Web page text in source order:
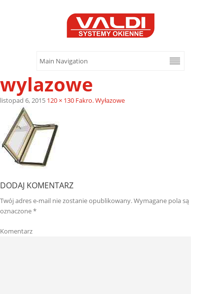
wylazowe
listopad 6, 2015 120 × 130 Fakro. Wyłazowe
DODAJ KOMENTARZ
Twój adres e-mail nie zostanie opublikowany.Wymagane pola są
oznaczone*
Komentarz